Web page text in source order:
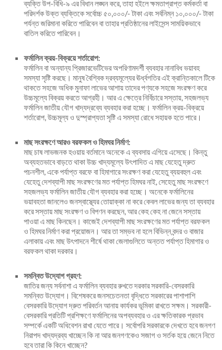
ব্যক্তি উপ-বিধি-৯ এর বিধান লঙ্ঘন করে, তাহা হইলে ক্ষমতাপ্রাপ্ত কর্মকর্তা বা
পরিদর্শক উক্ত ব্যক্তিকে সর্বোচ্চ ৫০,০০০/- টাকা এবং সর্বনিম্ন ১০,০০০/- টাকা
পর্যন্ত জরিমানা করিতে পারিবেন বা তাহার প্রতিষ্ঠানের লাইসেন্স সাময়িকভাবে
বাতিল করিতে পারিবেন।
ফর্মালিন ক্রয়-বিক্রয়ে শর্তারোপ:
ফর্মালিন বা অন্যান্য প্রিজারভেটিভের অপরিণামদর্শী ব্যবহার নানাবিধ ভয়াবহ
সমস্যা সৃষ্টি করছে। মানুষ বৈশ্বিক দ্রব্যমূল্যের ঊর্ধ্বগতির এই ক্রান্তিকালে টিকে
থাকতে সহজে অধিক মুনাফা লাভের আশায় তাদের পণ্যকে সহজে সংরক্ষণ করে
উচ্চমূল্যে বিক্রয় করতে আগ্রহী। আর এ ক্ষেত্রে নির্বিচারে সস্তায়, সহজলভ্য
ফর্মালিন জাতীয় যৌগ খাদ্যদ্রব্যে ব্যবহার করা হচ্ছে। ফর্মালিন ক্রয়-বিক্রয়ে
শর্তারোপ, উচ্চমূল্য ও দুস্প্রাপ্যতা সৃষ্টি এ সমস্যা রোধে সহায়ক হতে পারে।
মাছ সংরক্ষণে আরও বরফকল ও হিমঘর নির্মাণ:
মাছ চাষ লাভজনক হওয়ায় বর্তমানে অনেকে এ ব্যবসায় এগিয়ে এসেছে। কিন্তু
অব্যহতভাবে বাড়তে থাকা উচ্চ খাদ্যমূল্যে উৎপাদিত এ মাছ যেহেতু দ্রুত
পচনশীল, একে পর্যাপ্ত বরফে বা হিমাগারে সংরক্ষণ করা যেহেতু ব্যয়বহুল এবং
যেহেতু দেশব্যাপী মাছ সংরক্ষণের মত পর্যাপ্ত হিমঘর নাই, সেহেতু মাছ সংরক্ষণে
সহজলভ্য ফর্মালিন জাতীয় যৌগ ব্যবহার করা হচ্ছে। অনেকে ফর্মালিনের
ভয়াবহতা জানলেও জনস্বাস্থ্যের তোয়াক্কা না করে কেবল লাভের জন্য তা ব্যবহার
করে সস্তায় মাছ সংরক্ষণ ও বিপণন করছেন, আর কেহ কেহ না জেনে সস্তায়
পাওয়া এ মাছ কিনছেন। কাজেই দেশব্যাপী মাছ সংরক্ষণের মত পর্যাপ্ত বরফকল
ও হিমঘর নির্মাণ করা প্রয়োজন। আর তা সম্ভব না হলে বিভিন্ন বন্দর ও বাজার
এলাকায় এবং মাছ উৎপাদনে শীর্ষে থাকা জেলাগুলিতে অন্তত পর্যাপ্ত হিমাগার ও
বরফকল থাকা দরকার।
সমন্বিত উদ্যোগ গ্রহণ:
জাতির জন্য সর্বনাশা এ ফর্মালিন ব্যবহার রুখতে দরকার সরকারি-বেসরকারি
সমন্বিত উদ্যোগ। বিশেষকরে জনসচেতনতা বৃদ্ধিতে সরকারের পাশাপাশি
বেসরকারি উদ্যোগ দ্রুত পরিবর্তন আনায় কার্যকর ভূমিকা রাখতে সক্ষম। সরকারী-
বেসরকারি প্রতিটি প্রশিক্ষণে ফর্মালিনের অপব্যবহার ও এর ক্ষতিকারক প্রভাব
সম্পর্কে একটি অধিবেশন রাখা যেতে পারে। সর্বোপরি সরকারকে দেখতে হবে জনগণ
নিরাপদ খাদ্যদ্রব্য খাচ্ছেন কি না আর জনগণকেও সজাগ ও সর্তক হয়ে জেনে নিতে
হবে তারা কি কিনে খাচ্ছেন?